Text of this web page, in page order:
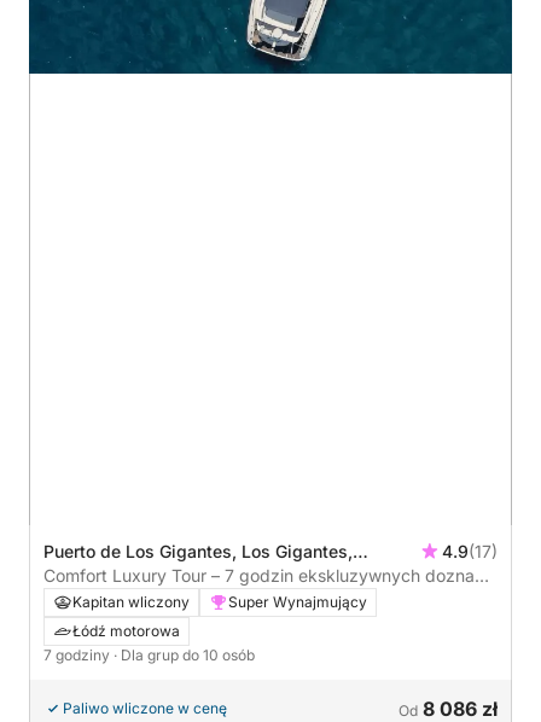
Puerto de Los Gigantes, Los Gigantes,
Hiszpania
4.9(17)
Comfort Luxury Tour – 7 godzin ekskluzywnych doznań
na morzu
Kapitan wliczony
Super Wynajmujący
Łódź motorowa
7 godziny · Dla grup do 10 osób
Paliwo wliczone w cenę Od 8 086 zł